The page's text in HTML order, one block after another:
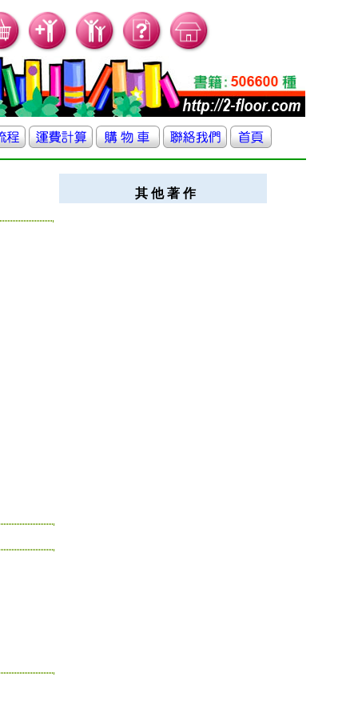
其 他 著 作